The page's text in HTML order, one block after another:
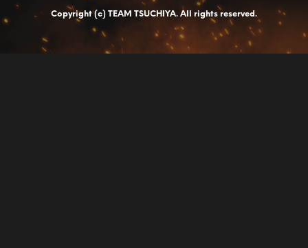
Copyright (c) TEAM TSUCHIYA. All rights reserved.